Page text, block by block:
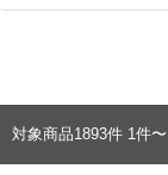
対象商品1893件 1件